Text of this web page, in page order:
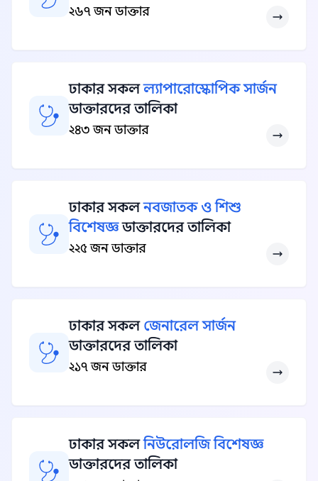
২৬৭ জন ডাক্তার
ঢাকার সকলল্যাপারোস্কোপিক সার্জন
ডাক্তারদের তালিকা
২৪৩ জন ডাক্তার
ঢাকার সকলনবজাতক ও শিশু
বিশেষজ্ঞডাক্তারদের তালিকা
২২৫ জন ডাক্তার
ঢাকার সকল জেনারেল সার্জন
ডাক্তারদের তালিকা
২১৭ জন ডাক্তার
ঢাকার সকলনিউরোলজি বিশেষজ্ঞ
ডাক্তারদের তালিকা